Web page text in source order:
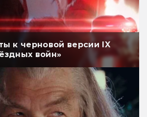
к черновой версии IX
войн»